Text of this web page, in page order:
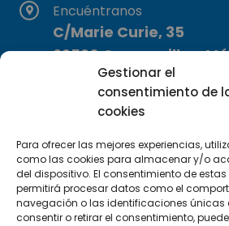
Gestionar el
consentimiento de
cookies
Para ofrecer las mejores experiencias,
como las cookies para almacenar y/o
del dispositivo. El consentimiento de
permitirá procesar datos como el
navegación o las identificaciones únicas
consentir o retirar el consentimiento,
Encuéntranos
C/Marie Curie, 35
29590 Campanillas,
Suscríbete a nuestra